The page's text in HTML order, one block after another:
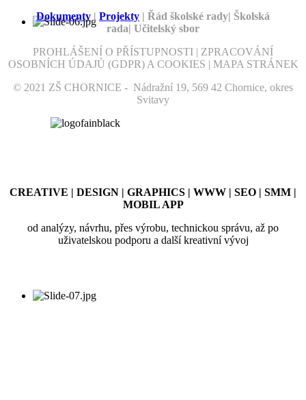
Dokumenty | Projekty | Řád školské rady| Školská
rada| Učitelský sbor
PROHLÁŠENÍ O PŘÍSTUPNOSTI | ZPRACOVÁNÍ
OSOBNÍCH ÚDAJŮ (GDPR) A COOKIES | MAPA STRÁNEK
© 2021 ZŠ CHORNICE - Nádražní 19, 569 42 Chornice, okres
Svitavy
CREATIVE | DESIGN | GRAPHICS | WWW | SEO | SMM |
MOBIL APP
od analýzy, návrhu, přes výrobu, technickou správu, až po
uživatelskou podporu a další kreativní vývoj